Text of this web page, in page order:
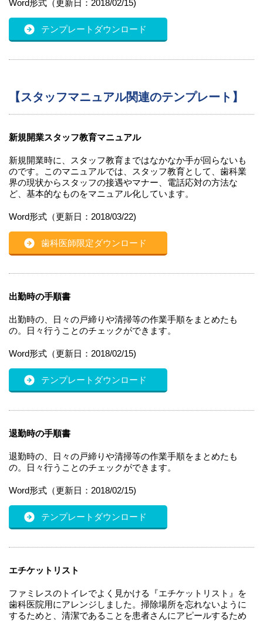
Word形式（更新日：2018/02/15)
テンプレートダウンロード
【スタッフマニュアル関連のテンプレート】
新規開業スタッフ教育マニュアル
新規開業時に、スタッフ教育まではなかなか手が回らないも
のです。このマニュアルでは、スタッフ教育として、歯科業
界の現状からスタッフの接遇やマナー、電話応対の方法な
ど、基本的なものをマニュアル化しています。
Word形式（更新日：2018/03/22)
歯科医師限定ダウンロード
出勤時の手順書
出勤時の、日々の戸締りや清掃等の作業手順をまとめたも
の。日々行うことのチェックができます。
Word形式（更新日：2018/02/15)
テンプレートダウンロード
退勤時の手順書
退勤時の、日々の戸締りや清掃等の作業手順をまとめたも
の。日々行うことのチェックができます。
Word形式（更新日：2018/02/15)
テンプレートダウンロード
エチケットリスト
ファミレスのトイレでよく見かける『エチケットリスト』を
歯科医院用にアレンジしました。掃除場所を忘れないように
するためと、清潔であることを患者さんにアピールするため